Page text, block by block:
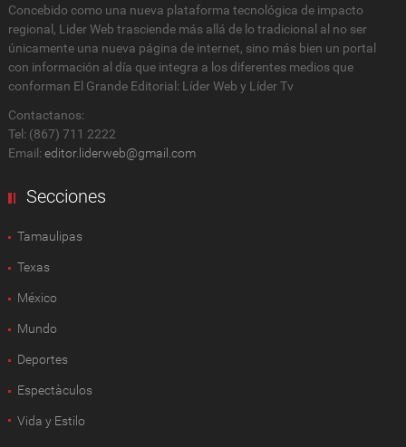
Concebido como una nueva plataforma tecnológica de impacto
regional, Lider Web trasciende más allá de lo tradicional al no ser
únicamente una nueva página de internet, sino más bien un portal
con información al día que integra a los diferentes medios que
conforman El Grande Editorial: Líder Web y Líder Tv
Contactanos:
Tel: (867) 711 2222
Email: editor.liderweb@gmail.com
Secciones
Tamaulipas
Texas
México
Mundo
Deportes
Espectàculos
Vida y Estilo